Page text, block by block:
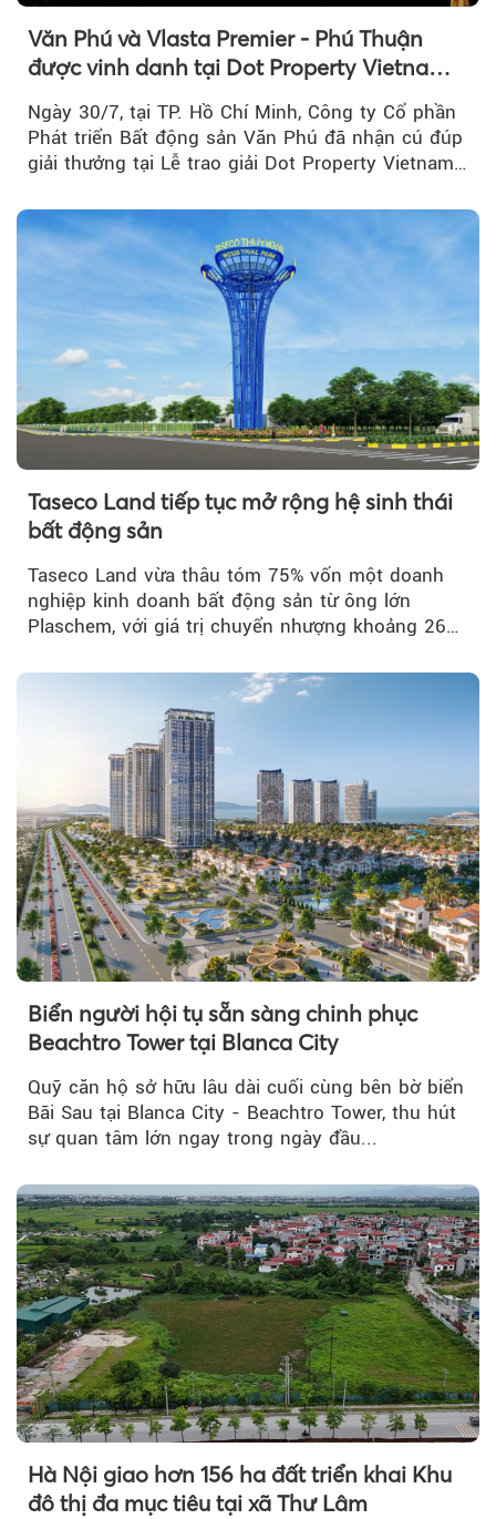
Văn Phú và Vlasta Premier - Phú Thuận
được vinh danh tại Dot Property Vietnam
Ngày 30/7, tại TP. Hồ Chí Minh, Công ty Cổ phần
Phát triển Bất động sản Văn Phú đã nhận cú đúp
giải thưởng tại Lễ trao giải Dot Property Vietnam
Taseco Land tiếp tục mở rộng hệ sinh thái
bất động sản
Taseco Land vừa thâu tóm 75% vốn một doanh
nghiệp kinh doanh bất động sản từ ông lớn
Plaschem, với giá trị chuyển nhượng khoảng 262
Biển người hội tụ sẵn sàng chinh phục
Beachtro Tower tại Blanca City
Quỹ căn hộ sở hữu lâu dài cuối cùng bên bờ biển
Bãi Sau tại Blanca City - Beachtro Tower, thu hút
sự quan tâm lớn ngay trong ngày đầu...
Hà Nội giao hơn 156 ha đất triển khai Khu
đô thị đa mục tiêu tại xã Thư Lâm